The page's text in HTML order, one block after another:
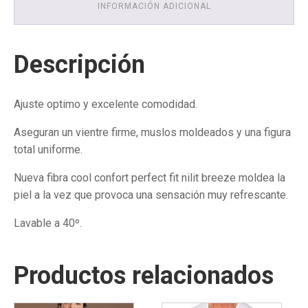
INFORMACIÓN ADICIONAL
Descripción
Ajuste optimo y excelente comodidad.
Aseguran un vientre firme, muslos moldeados y una figura
total uniforme.
Nueva fibra cool confort perfect fit nilit breeze moldea la
piel a la vez que provoca una sensación muy refrescante.
Lavable a 40º.
Productos relacionados